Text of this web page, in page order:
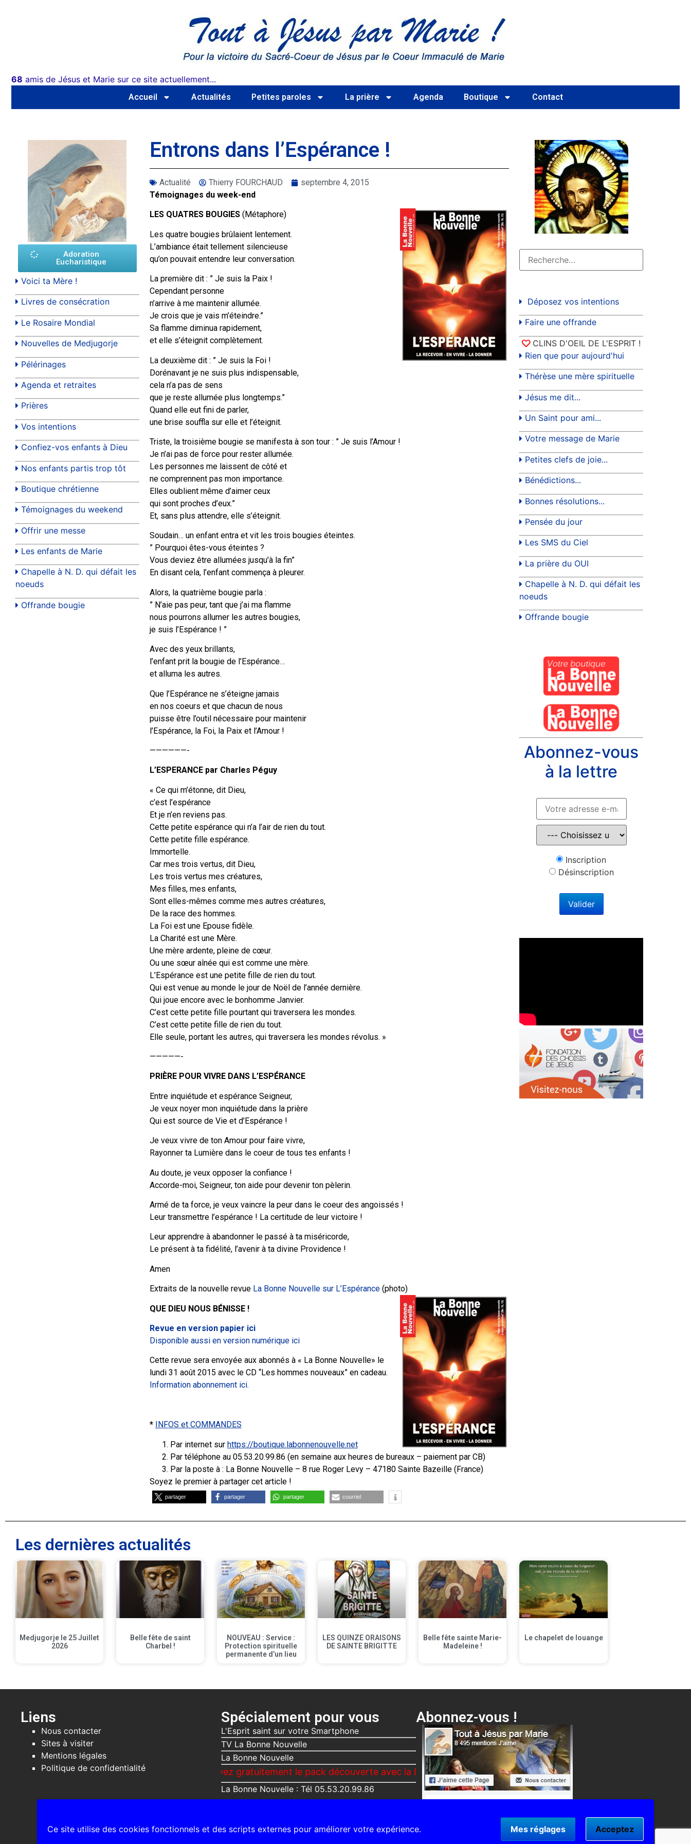
Ce site utilise des cookies fonctionnels et des scripts externes pour améliorer votre expérience. Mes réglages Acceptez
68 amis de Jésus et Marie sur ce site actuellement...
Accueil Actualités Petites paroles La prière Agenda Boutique Contact
Adoration
Eucharistique
Voici ta Mère !
Livres de consécration
Le Rosaire Mondial
Nouvelles de Medjugorje
Pélérinages
Agenda et retraites
Prières
Vos intentions
Confiez-vos enfants à Dieu
Nos enfants partis trop tôt
Boutique chrétienne
Témoignages du weekend
Offrir une messe
Les enfants de Marie
Chapelle à N. D. qui défait les
noeuds
Offrande bougie
Entrons dans l’Espérance !
Actualité Thierry FOURCHAUD
septembre 4, 2015
Témoignages du week-end
LES QUATRES BOUGIES (Métaphore)
Les quatre bougies brûlaient lentement.
L’ambiance était tellement silencieuse
qu’on pouvait entendre leur conversation.
La première dit : ” Je suis la Paix !
Cependant personne
n’arrive à me maintenir allumée.
Je crois que je vais m’éteindre.”
Sa flamme diminua rapidement,
et elle s’éteignit complètement.
La deuxième dit : ” Je suis la Foi !
Dorénavant je ne suis plus indispensable,
cela n’a pas de sens
que je reste allumée plus longtemps.”
Quand elle eut fini de parler,
une brise souffla sur elle et l’éteignit.
Triste, la troisième bougie se manifesta à son tour : ” Je suis l’Amour !
Je n’ai pas de force pour rester allumée.
Les personnes me laissent de côté et
ne comprennent pas mon importance.
Elles oublient même d’aimer ceux
qui sont proches d’eux.”
Et, sans plus attendre, elle s’éteignit.
Soudain… un enfant entra et vit les trois bougies éteintes.
” Pourquoi êtes-vous éteintes ?
Vous deviez être allumées jusqu’à la fin”
En disant cela, l’enfant commença à pleurer.
Alors, la quatrième bougie parla :
” N’aie pas peur, tant que j’ai ma flamme
nous pourrons allumer les autres bougies,
je suis l’Espérance ! ”
Avec des yeux brillants,
l’enfant prit la bougie de l’Espérance…
et alluma les autres.
Que l’Espérance ne s’éteigne jamais
en nos coeurs et que chacun de nous
puisse être l’outil nécessaire pour maintenir
l’Espérance, la Foi, la Paix et l’Amour !
——————-
L’ESPERANCE par Charles Péguy
« Ce qui m’étonne, dit Dieu,
c’est l’espérance
Et je n’en reviens pas.
Cette petite espérance qui n’a l’air de rien du tout.
Cette petite fille espérance.
Immortelle.
Car mes trois vertus, dit Dieu,
Les trois vertus mes créatures,
Mes filles, mes enfants,
Sont elles-mêmes comme mes autres créatures,
De la race des hommes.
La Foi est une Epouse fidèle.
La Charité est une Mère.
Une mère ardente, pleine de cœur.
Ou une sœur aînée qui est comme une mère.
L’Espérance est une petite fille de rien du tout.
Qui est venue au monde le jour de Noël de l’année dernière.
Qui joue encore avec le bonhomme Janvier.
C’est cette petite fille pourtant qui traversera les mondes.
C’est cette petite fille de rien du tout.
Elle seule, portant les autres, qui traversera les mondes révolus. »
—————-
PRIÈRE POUR VIVRE DANS L’ESPÉRANCE
Entre inquiétude et espérance Seigneur,
Je veux noyer mon inquiétude dans la prière
Qui est source de Vie et d’Espérance !
Je veux vivre de ton Amour pour faire vivre,
Rayonner ta Lumière dans le coeur de tous tes enfants !
Au doute, je veux opposer la confiance !
Accorde-moi, Seigneur, ton aide pour devenir ton pèlerin.
Armé de ta force, je veux vaincre la peur dans le coeur des angoissés !
Leur transmettre l’espérance ! La certitude de leur victoire !
Leur apprendre à abandonner le passé à ta miséricorde,
Le présent à ta fidélité, l’avenir à ta divine Providence !
Amen
Extraits de la nouvelle revueLa Bonne Nouvelle sur L’Espérance(photo)
QUE DIEU NOUS BÉNISSE !
Revue en version papier ici
Disponible aussi en version numérique ici
Cette revue sera envoyée aux abonnés à « La Bonne Nouvelle» le
lundi 31 août 2015 avec le CD “Les hommes nouveaux” en cadeau.
Information abonnement ici.
* INFOS et COMMANDES
Par internet sur https://boutique.labonnenouvelle.net
Par téléphone au 05.53.20.99.86 (en semaine aux heures de bureaux – paiement par CB)
Par la poste à : La Bonne Nouvelle – 8 rue Roger Levy – 47180 Sainte Bazeille (France)
Soyez le premier à partager cet article !
partager partager partager courriel
Déposez vos intentions
Faire une offrande
CLINS D'OEIL DE L'ESPRIT !
Rien que pour aujourd'hui
Thérèse une mère spirituelle
Jésus me dit...
Un Saint pour ami...
Votre message de Marie
Petites clefs de joie...
Bénédictions...
Bonnes résolutions...
Pensée du jour
Les SMS du Ciel
La prière du OUI
Chapelle à N. D. qui défait les
noeuds
Offrande bougie
Abonnez-vous
à la lettre
Inscription
Désinscription
Les dernières actualités
Medjugorje le 25 Juillet
2026
Belle fête de saint
Charbel !
NOUVEAU : Service :
Protection spirituelle
permanente d’un lieu
LES QUINZE ORAISONS
DE SAINTE BRIGITTE
Belle fête sainte Marie-
Madeleine !
Le chapelet de louange
Liens
Nous contacter
Sites à visiter
Mentions légales
Politique de confidentialité
Spécialement pour vous
L'Esprit saint sur votre Smartphone
TV La Bonne Nouvelle
La Bonne Nouvelle
Recevez gratuitement le pack découverte avec la Bonne Nouvelle, Le Voici ta Mère + différentes surprises…
La Bonne Nouvelle : Tél 05.53.20.99.86
Abonnez-vous !